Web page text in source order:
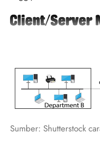
Sumber: Shutterstock